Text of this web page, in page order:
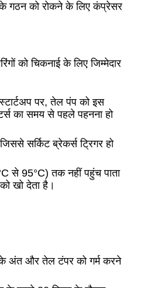
के गठन को रोकने के लिए कंप्रेसर
को चिकनाई के लिए जिम्मेदार
स्टार्टअप पर, तेल पंप को इस
का समय से पहले पहनना हो
सर्किट ब्रेकर्स ट्रिगर हो
से 95°C) तक नहीं पहुंच पाता
खो देता है।
के अंत और तेल टंपर को गर्म करने